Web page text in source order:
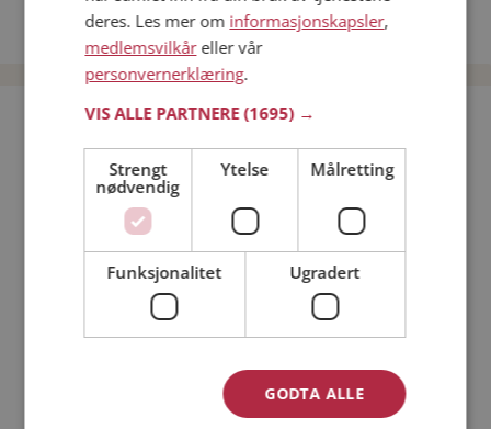
Date menn i Norge
Bli medlem gratis!
Jeg er en:
deres. Les mer om informasjonskapsler,
medlemsvilkåreller vår
personvernerklæring.
VIS ALLE PARTNERE(1695) →
Strengt
nødvendig
Ytelse Målretting
Funksjonalitet Ugradert
GODTA ALLE